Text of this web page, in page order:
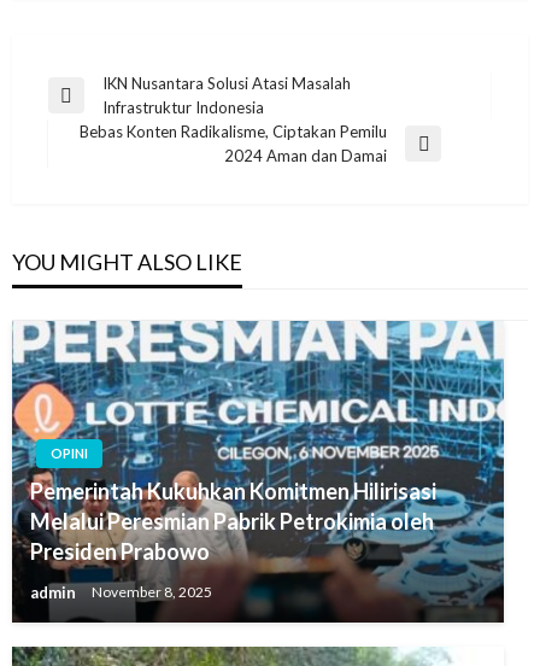
Post
navigation
Previous
IKN Nusantara Solusi Atasi Masalah
Infrastruktur Indonesia
Bebas Konten Radikalisme, Ciptakan Pemilu
2024 Aman dan Damai
YOU MIGHT ALSO LIKE
OPINI
Pemerintah Kukuhkan Komitmen Hilirisasi
Melalui Peresmian Pabrik Petrokimia oleh
Presiden Prabowo
admin November 8, 2025